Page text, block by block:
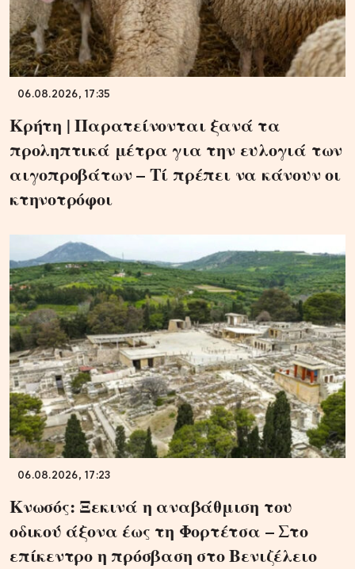
06.08.2026, 17:35
Κρήτη | Παρατείνονται ξανά τα
προληπτικά μέτρα για την ευλογιά των
αιγοπροβάτων – Τί πρέπει να κάνουν οι
κτηνοτρόφοι
06.08.2026, 17:23
Κνωσός: Ξεκινά η αναβάθμιση του
οδικού άξονα έως τη Φορτέτσα – Στο
επίκεντρο η πρόσβαση στο Βενιζέλειο